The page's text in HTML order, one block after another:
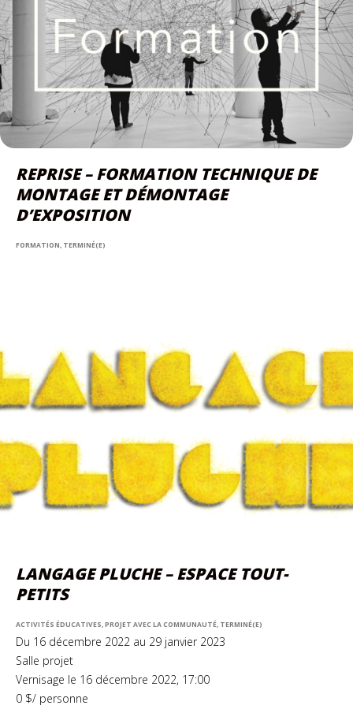
REPRISE – FORMATION TECHNIQUE DE
MONTAGE ET DÉMONTAGE
D’EXPOSITION
FORMATION, TERMINÉ(E)
LANGAGE PLUCHE – ESPACE TOUT-
PETITS
ACTIVITÉS ÉDUCATIVES, PROJET AVEC LA COMMUNAUTÉ, TERMINÉ(E)
Du 16 décembre 2022 au 29 janvier 2023
Salle projet
Vernisage le 16 décembre 2022, 17:00
0 $/ personne